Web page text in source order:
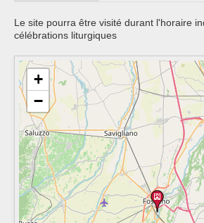
Le site pourra être visité durant l'horaire
célébrations liturgiques
+
−